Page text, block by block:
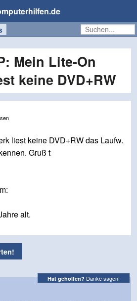
Mein Lite-On
keine DVD+RW
liest keine DVD+RW das Laufw.
Gruß t
alt.
Hat geholfen? Danke sagen!